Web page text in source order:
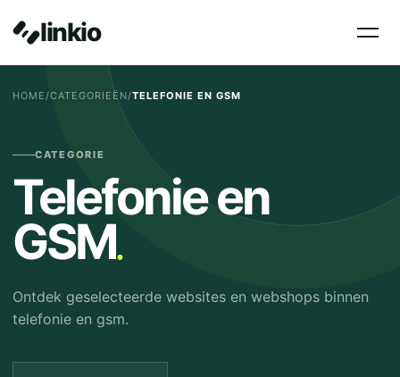
linkio
HOME/CATEGORIEËN/TELEFONIE EN GSM
CATEGORIE
Telefonie en
GSM.
Ontdek geselecteerde websites en webshops binnen
telefonie en gsm.